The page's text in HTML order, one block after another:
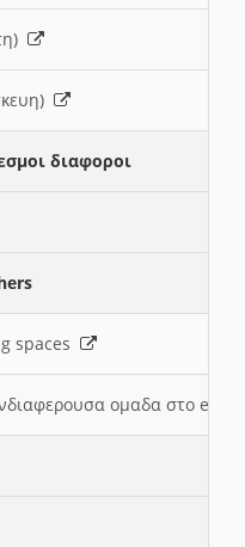
διαφοροι
spaces
ομαδα στο e-